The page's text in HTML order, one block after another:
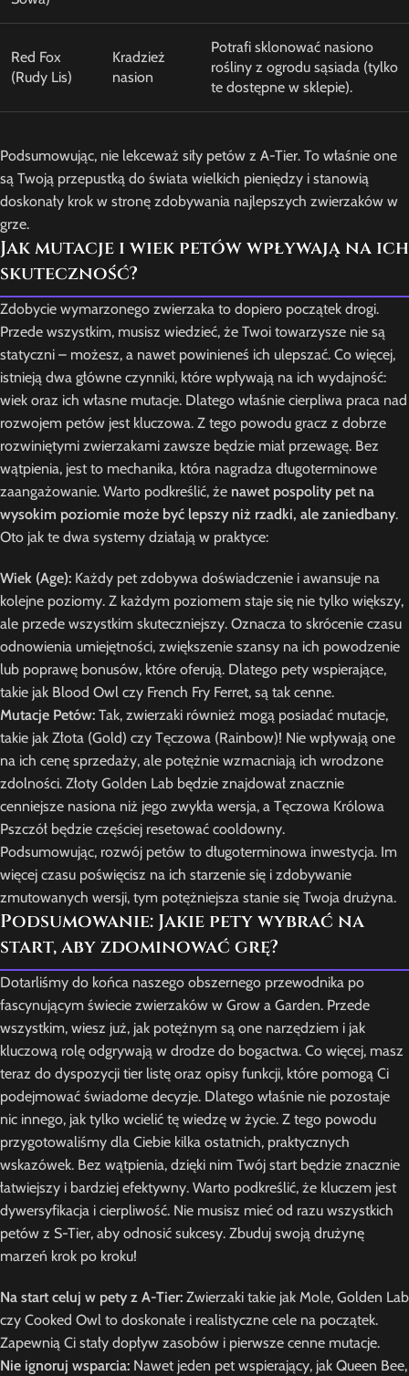
Red Fox
(Rudy Lis)
Kradzież
nasion
Potrafi sklonować nasiono
rośliny z ogrodu sąsiada (tylko
te dostępne w sklepie).
Podsumowując, nie lekceważ siły petów z A-Tier. To właśnie one
są Twoją przepustką do świata wielkich pieniędzy i stanowią
doskonały krok w stronę zdobywania najlepszych zwierzaków w
grze.
Jak mutacje i wiek petów wpływają na ich
skuteczność?
Zdobycie wymarzonego zwierzaka to dopiero początek drogi.
Przede wszystkim, musisz wiedzieć, że Twoi towarzysze nie są
statyczni – możesz, a nawet powinieneś ich ulepszać. Co więcej,
istnieją dwa główne czynniki, które wpływają na ich wydajność:
wiek oraz ich własne mutacje. Dlatego właśnie cierpliwa praca nad
rozwojem petów jest kluczowa. Z tego powodu gracz z dobrze
rozwiniętymi zwierzakami zawsze będzie miał przewagę. Bez
wątpienia, jest to mechanika, która nagradza długoterminowe
zaangażowanie. Warto podkreślić, że nawet pospolity pet na
wysokim poziomie może być lepszy niż rzadki, ale zaniedbany.
Oto jak te dwa systemy działają w praktyce:
Wiek (Age): Każdy pet zdobywa doświadczenie i awansuje na
kolejne poziomy. Z każdym poziomem staje się nie tylko większy,
ale przede wszystkim skuteczniejszy. Oznacza to skrócenie czasu
odnowienia umiejętności, zwiększenie szansy na ich powodzenie
lub poprawę bonusów, które oferują. Dlatego pety wspierające,
takie jak Blood Owl czy French Fry Ferret, są tak cenne.
Mutacje Petów: Tak, zwierzaki również mogą posiadać mutacje,
takie jak Złota (Gold) czy Tęczowa (Rainbow)! Nie wpływają one
na ich cenę sprzedaży, ale potężnie wzmacniają ich wrodzone
zdolności. Złoty Golden Lab będzie znajdował znacznie
cenniejsze nasiona niż jego zwykła wersja, a Tęczowa Królowa
Pszczół będzie częściej resetować cooldowny.
Podsumowując, rozwój petów to długoterminowa inwestycja. Im
więcej czasu poświęcisz na ich starzenie się i zdobywanie
zmutowanych wersji, tym potężniejsza stanie się Twoja drużyna.
Podsumowanie: Jakie pety wybrać na
start, aby zdominować grę?
Dotarliśmy do końca naszego obszernego przewodnika po
fascynującym świecie zwierzaków w Grow a Garden. Przede
wszystkim, wiesz już, jak potężnym są one narzędziem i jak
kluczową rolę odgrywają w drodze do bogactwa. Co więcej, masz
teraz do dyspozycji tier listę oraz opisy funkcji, które pomogą Ci
podejmować świadome decyzje. Dlatego właśnie nie pozostaje
nic innego, jak tylko wcielić tę wiedzę w życie. Z tego powodu
przygotowaliśmy dla Ciebie kilka ostatnich, praktycznych
wskazówek. Bez wątpienia, dzięki nim Twój start będzie znacznie
łatwiejszy i bardziej efektywny. Warto podkreślić, że kluczem jest
dywersyfikacja i cierpliwość. Nie musisz mieć od razu wszystkich
petów z S-Tier, aby odnosić sukcesy. Zbuduj swoją drużynę
marzeń krok po kroku!
Na start celuj w pety z A-Tier: Zwierzaki takie jak Mole, Golden Lab
czy Cooked Owl to doskonałe i realistyczne cele na początek.
Zapewnią Ci stały dopływ zasobów i pierwsze cenne mutacje.
Nie ignoruj wsparcia: Nawet jeden pet wspierający, jak Queen Bee,